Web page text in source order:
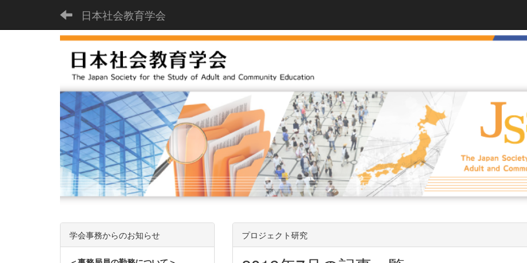
日本社会教育学会
プロジェクト研究
学会事務からのお知らせ